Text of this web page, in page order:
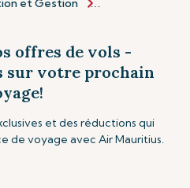
offres de vols -
sur votre prochain
et des réductions qui
de voyage avec Air Mauritius.